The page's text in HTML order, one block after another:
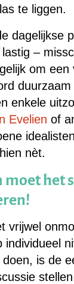
te liggen.
dagelijkse
lastig –
om een
enkele
Evelien of
nèt.
moet het
vrijwel
individueel
is de